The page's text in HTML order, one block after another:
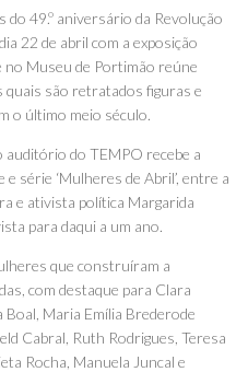
do 49.º aniversário da Revolução
22 de abril com a exposição
no Museu de Portimão reúne
quais são retratados figuras e
o último meio século.
do TEMPO recebe a
série ‘Mulheres de Abril’, entre a
e ativista política Margarida
para daqui a um ano.
que construíram a
com destaque para Clara
Maria Emília Brederode
Cabral, Ruth Rodrigues, Teresa
Rocha, Manuela Juncal e